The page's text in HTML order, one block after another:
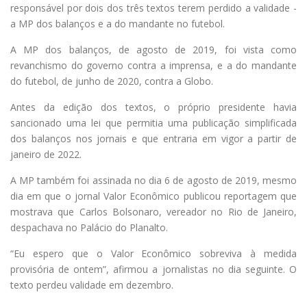
responsável por dois dos três textos terem perdido a validade -
a MP dos balanços e a do mandante no futebol.
A MP dos balanços, de agosto de 2019, foi vista como
revanchismo do governo contra a imprensa, e a do mandante
do futebol, de junho de 2020, contra a Globo.
Antes da edição dos textos, o próprio presidente havia
sancionado uma lei que permitia uma publicação simplificada
dos balanços nos jornais e que entraria em vigor a partir de
janeiro de 2022.
A MP também foi assinada no dia 6 de agosto de 2019, mesmo
dia em que o jornal Valor Econômico publicou reportagem que
mostrava que Carlos Bolsonaro, vereador no Rio de Janeiro,
despachava no Palácio do Planalto.
“Eu espero que o Valor Econômico sobreviva à medida
provisória de ontem”, afirmou a jornalistas no dia seguinte. O
texto perdeu validade em dezembro.